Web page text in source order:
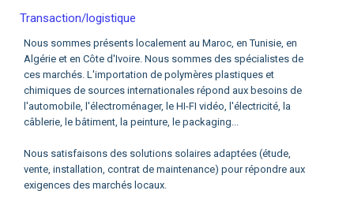
Transaction/logistique
Nous sommes présents localement au Maroc, en Tunisie, en
Algérie et en Côte d'Ivoire. Nous sommes des spécialistes de
ces marchés. L'importation de polymères plastiques et
chimiques de sources internationales répond aux besoins de
l'automobile, l'électroménager, le HI-FI vidéo, l'électricité, la
câblerie, le bâtiment, la peinture, le packaging...
Nous satisfaisons des solutions solaires adaptées (étude,
vente, installation, contrat de maintenance) pour répondre aux
exigences des marchés locaux.